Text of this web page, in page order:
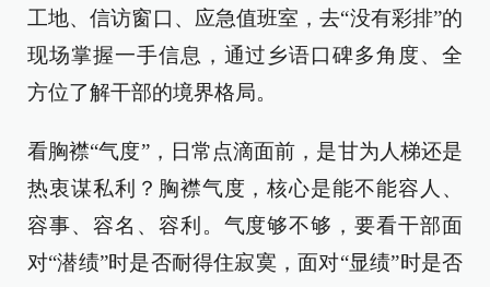
工地、信访窗口、应急值班室，去“没有彩排”的
现场掌握一手信息，通过乡语口碑多角度、全
方位了解干部的境界格局。
看胸襟“气度”，日常点滴面前，是甘为人梯还是
热衷谋私利？胸襟气度，核心是能不能容人、
容事、容名、容利。气度够不够，要看干部面
对“潜绩”时是否耐得住寂寞，面对“显绩”时是否